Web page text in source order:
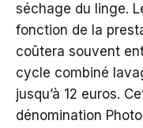
séchage du linge.
fonction de la
coûtera souvent
cycle combiné
jusqu’à 12 euros.
dénomination